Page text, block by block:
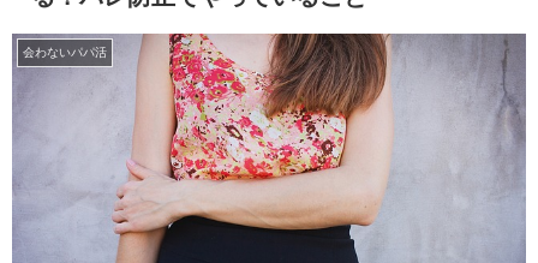
会わないパパ活